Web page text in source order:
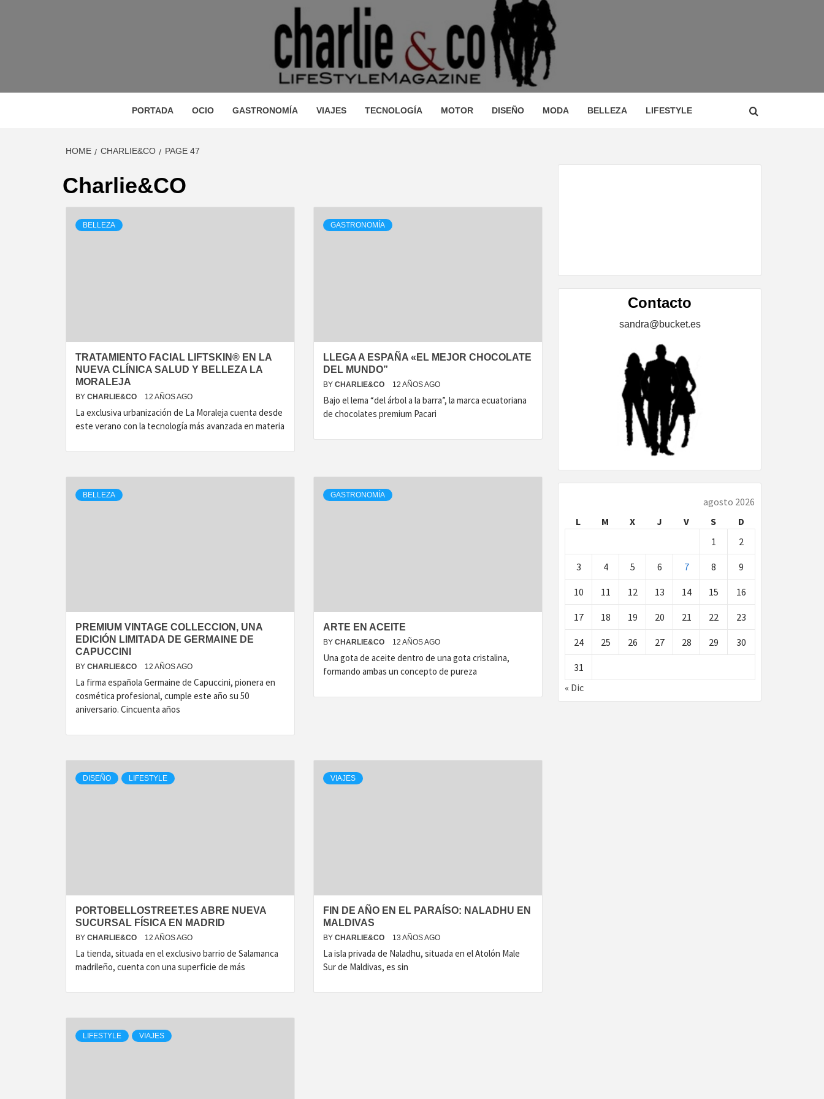
MAGAZINE DE
GASTRONOMÍA,
BELLEZA, OCIO,
VIAJES, MOTOR,
TECNOLOGÍA,
DISEÑO…
MAGAZINE DE GASTRONOMÍA, BELLEZA, OCIO, VIAJES, MOTOR, TECNOLOGÍA, DISEÑO…
PORTADA OCIO GASTRONOMÍA VIAJES TECNOLOGÍA MOTOR DISEÑO MODA BELLEZA LIFESTYLE
HOME CHARLIE&CO PAGE 47
Charlie&CO
BELLEZA
TRATAMIENTO FACIAL LIFTSKIN® EN LA
NUEVA CLÍNICA SALUD Y BELLEZA LA
MORALEJA
BY CHARLIE&CO 12 AÑOS AGO
La exclusiva urbanización de La Moraleja cuenta desde
este verano con la tecnología más avanzada en materia
GASTRONOMÍA
LLEGA A ESPAÑA «EL MEJOR CHOCOLATE
DEL MUNDO”
BY CHARLIE&CO 12 AÑOS AGO
Bajo el lema “del árbol a la barra”, la marca ecuatoriana
de chocolates premium Pacari
BELLEZA
PREMIUM VINTAGE COLLECCION, UNA
EDICIÓN LIMITADA DE GERMAINE DE
CAPUCCINI
BY CHARLIE&CO 12 AÑOS AGO
La firma española Germaine de Capuccini, pionera en
cosmética profesional, cumple este año su 50
aniversario. Cincuenta años
GASTRONOMÍA
ARTE EN ACEITE
BY CHARLIE&CO 12 AÑOS AGO
Una gota de aceite dentro de una gota cristalina,
formando ambas un concepto de pureza
DISEÑO LIFESTYLE
PORTOBELLOSTREET.ES ABRE NUEVA
SUCURSAL FÍSICA EN MADRID
BY CHARLIE&CO 12 AÑOS AGO
La tienda, situada en el exclusivo barrio de Salamanca
madrileño, cuenta con una superficie de más
VIAJES
FIN DE AÑO EN EL PARAÍSO: NALADHU EN
MALDIVAS
BY CHARLIE&CO 13 AÑOS AGO
La isla privada de Naladhu, situada en el Atolón Male
Sur de Maldivas, es sin
LIFESTYLE VIAJES
Contacto
sandra@bucket.es
agosto 2026
L
M X J V S
D
1
2
3 4 5 6 7 8 9
10 11 12 13 14 15 16
17 18 19 20 21 22 23
24 25 26 27 28 29 30
31
« Dic